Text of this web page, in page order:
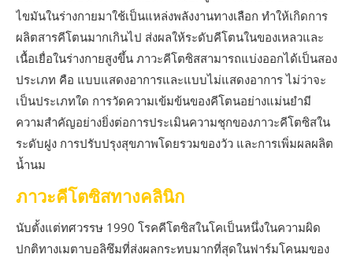
ไขมันในร่างกายมาใช้เป็นแหล่งพลังงานทางเลือก ทำให้เกิดการ
ผลิตสารคีโตนมากเกินไป ส่งผลให้ระดับคีโตนในของเหลวและ
เนื้อเยื่อในร่างกายสูงขึ้น ภาวะคีโตซิสสามารถแบ่งออกได้เป็นสอง
ประเภท คือ แบบแสดงอาการและแบบไม่แสดงอาการ ไม่ว่าจะ
เป็นประเภทใด การวัดความเข้มข้นของคีโตนอย่างแม่นยำมี
ความสำคัญอย่างยิ่งต่อการประเมินความชุกของภาวะคีโตซิสใน
ระดับฝูง การปรับปรุงสุขภาพโดยรวมของวัว และการเพิ่มผลผลิต
น้ำนม
ภาวะคีโตซิสทางคลินิก
นับตั้งแต่ทศวรรษ 1990 โรคคีโตซิสในโคเป็นหนึ่งในความผิด
ปกติทางเมตาบอลิซึมที่ส่งผลกระทบมากที่สุดในฟาร์มโคนมของ